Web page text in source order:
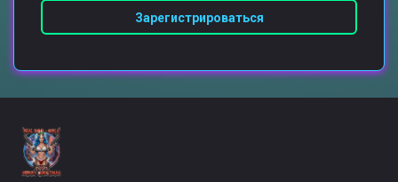
Зарегистрироваться